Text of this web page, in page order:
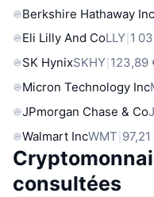
Berkshire Hathaway
Eli Lilly And CoLLY 1
SK HynixSKHY 123,89
Micron Technology Inc
JPmorgan Chase & Co
Walmart IncWMT
consultées